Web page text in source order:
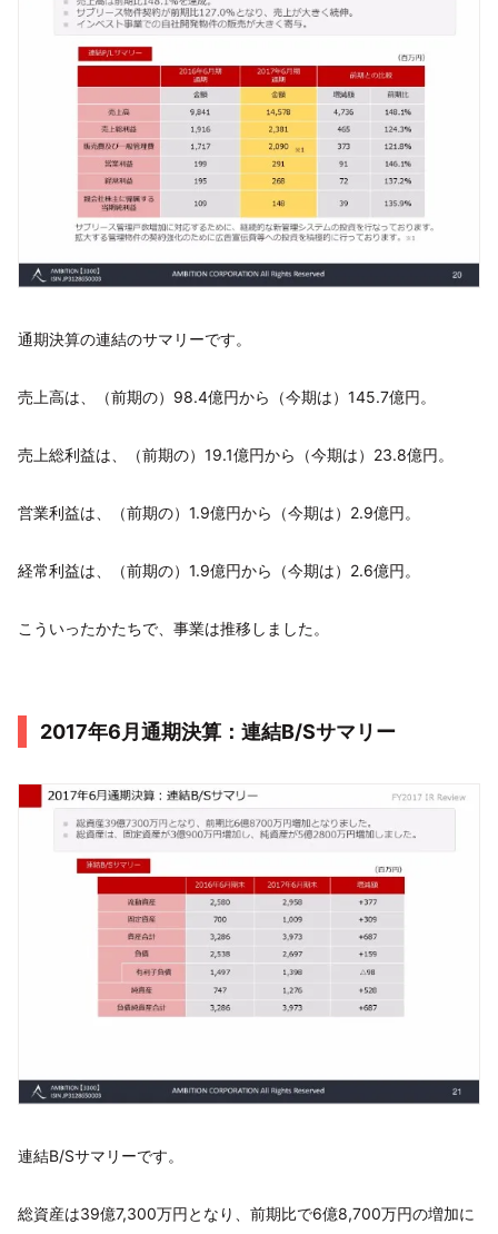
通期決算の連結のサマリーです。
売上高は、（前期の）98.4億円から（今期は）145.7億円。
売上総利益は、（前期の）19.1億円から（今期は）23.8億円。
営業利益は、（前期の）1.9億円から（今期は）2.9億円。
経常利益は、（前期の）1.9億円から（今期は）2.6億円。
こういったかたちで、事業は推移しました。
2017年6月通期決算：連結B/Sサマリー
連結B/Sサマリーです。
総資産は39億7,300万円となり、前期比で6億8,700万円の増加に